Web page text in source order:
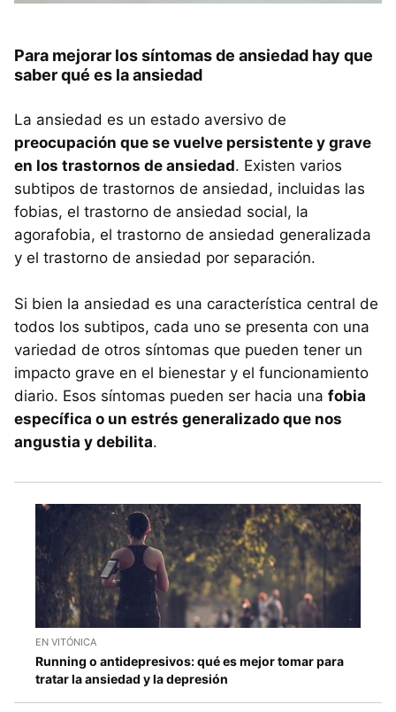
Para mejorar los síntomas de ansiedad hay que
saber qué es la ansiedad
La ansiedad es un estado aversivo de
preocupación que se vuelve persistente y grave
en los trastornos de ansiedad. Existen varios
subtipos de trastornos de ansiedad, incluidas las
fobias, el trastorno de ansiedad social, la
agorafobia, el trastorno de ansiedad generalizada
y el trastorno de ansiedad por separación.
Si bien la ansiedad es una característica central de
todos los subtipos, cada uno se presenta con una
variedad de otros síntomas que pueden tener un
impacto grave en el bienestar y el funcionamiento
diario. Esos síntomas pueden ser hacia una fobia
específica o un estrés generalizado que nos
angustia y debilita.
EN VITÓNICA
Running o antidepresivos: qué es mejor tomar para
tratar la ansiedad y la depresión